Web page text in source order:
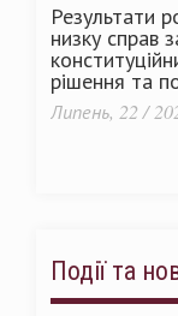
Результати
низку справ
рішення та
Липень, 22 /
Події та